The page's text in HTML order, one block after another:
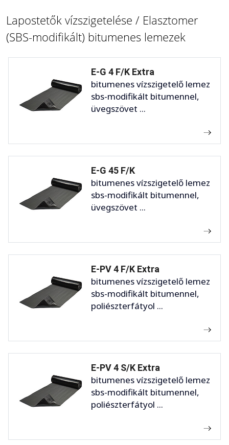
Lapostetők vízszigetelése / Elasztomer
(SBS-modifikált) bitumenes lemezek
E-G 4 F/K Extra
bitumenes vízszigetelő lemez
sbs-modifikált bitumennel,
üvegszövet ...
E-G 45 F/K
bitumenes vízszigetelő lemez
sbs-modifikált bitumennel,
üvegszövet ...
E-PV 4 F/K Extra
bitumenes vízszigetelő lemez
sbs-modifikált bitumennel,
poliészterfátyol ...
E-PV 4 S/K Extra
bitumenes vízszigetelő lemez
sbs-modifikált bitumennel,
poliészterfátyol ...